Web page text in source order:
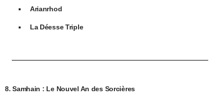
Arianrhod
La Déesse Triple
8. Samhain : Le Nouvel An des Sorcières